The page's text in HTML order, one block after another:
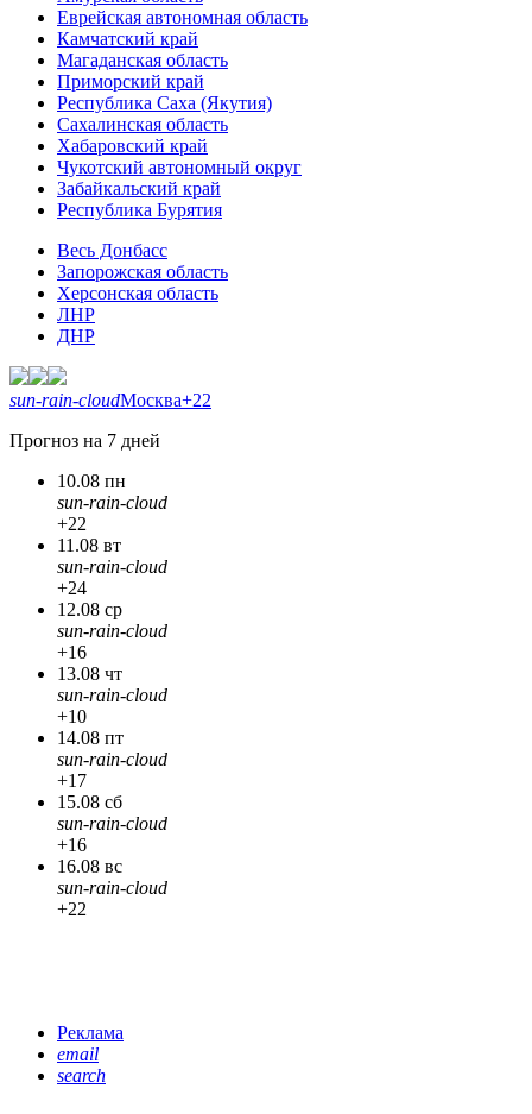
Еврейская автономная область
Камчатский край
Магаданская область
Приморский край
Республика Саха (Якутия)
Сахалинская область
Хабаровский край
Чукотский автономный округ
Забайкальский край
Республика Бурятия
Весь Донбасс
Запорожская область
Херсонская область
ЛНР
ДНР
sun-rain-cloudМосква+22
Прогноз на 7 дней
10.08 пн
sun-rain-cloud
+22
11.08 вт
sun-rain-cloud
+24
12.08 ср
sun-rain-cloud
+16
13.08 чт
sun-rain-cloud
+10
14.08 пт
sun-rain-cloud
+17
15.08 сб
sun-rain-cloud
+16
16.08 вс
sun-rain-cloud
+22
Реклама
email
search